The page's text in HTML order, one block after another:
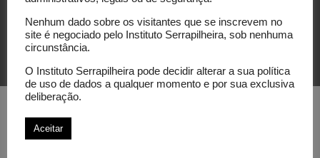
© Instituto Serrapilheira. All rights reserved.
Nenhum dado sobre os visitantes que se inscrevem no
site é negociado pelo Instituto Serrapilheira, sob nenhuma
circunstância.
O Instituto Serrapilheira pode decidir alterar a sua política
de uso de dados a qualquer momento e por sua exclusiva
deliberação.
Aceitar